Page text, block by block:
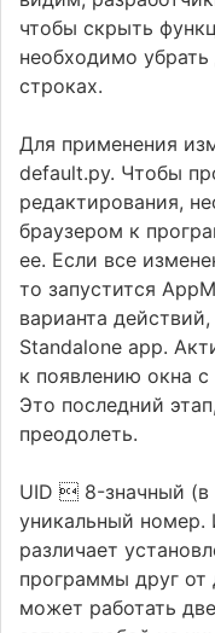
чтобы скрыть
необходимо
строках.
Для применения
default.py. Чтобы
редактирования,
браузером к
ее. Если все
то запустится
варианта
Standalone app.
к появлению окна
Это последний
преодолеть.
UID  8-значный (в
уникальный
различает
программы друг
может работать